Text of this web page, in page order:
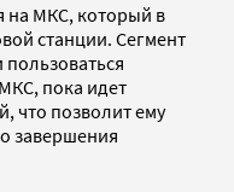
на МКС, который в
станции. Сегмент
пока идет
что позволит ему
завершения